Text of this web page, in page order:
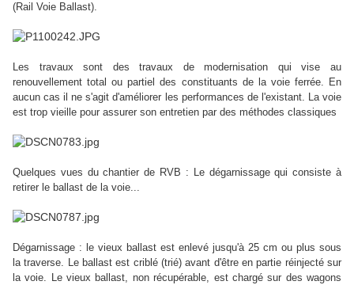
(Rail Voie Ballast).
Les travaux sont des travaux de modernisation qui vise au
renouvellement total ou partiel des constituants de la voie ferrée. En
aucun cas il ne s'agit d'améliorer les performances de l'existant. La voie
est trop vieille pour assurer son entretien par des méthodes classiques
Quelques vues du chantier de RVB : Le dégarnissage qui consiste à
retirer le ballast de la voie...
Dégarnissage : le vieux ballast est enlevé jusqu'à 25 cm ou plus sous
la traverse. Le ballast est criblé (trié) avant d'être en partie réinjecté sur
la voie. Le vieux ballast, non récupérable, est chargé sur des wagons